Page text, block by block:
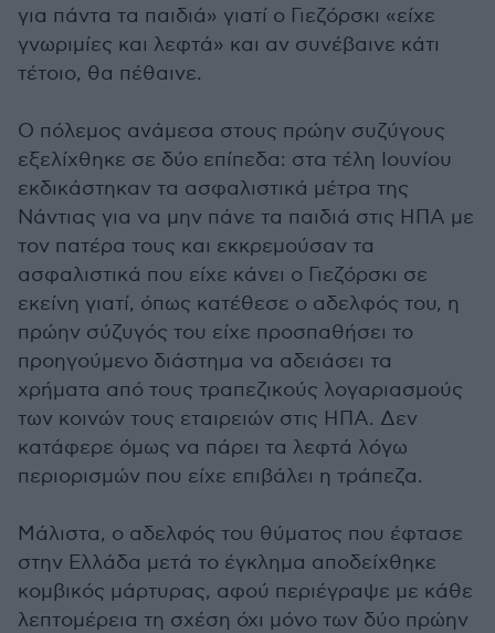
για πάντα τα παιδιά» γιατί ο Γιεζόρσκι «είχε
γνωριμίες και λεφτά» και αν συνέβαινε κάτι
τέτοιο, θα πέθαινε.
Ο πόλεμος ανάμεσα στους πρώην συζύγους
εξελίχθηκε σε δύο επίπεδα: στα τέλη Ιουνίου
εκδικάστηκαν τα ασφαλιστικά μέτρα της
Νάντιας για να μην πάνε τα παιδιά στις ΗΠΑ με
τον πατέρα τους και εκκρεμούσαν τα
ασφαλιστικά που είχε κάνει ο Γιεζόρσκι σε
εκείνη γιατί, όπως κατέθεσε ο αδελφός του, η
πρώην σύζυγός του είχε προσπαθήσει το
προηγούμενο διάστημα να αδειάσει τα
χρήματα από τους τραπεζικούς λογαριασμούς
των κοινών τους εταιρειών στις ΗΠΑ. Δεν
κατάφερε όμως να πάρει τα λεφτά λόγω
περιορισμών που είχε επιβάλει η τράπεζα.
Μάλιστα, ο αδελφός του θύματος που έφτασε
στην Ελλάδα μετά το έγκλημα αποδείχθηκε
κομβικός μάρτυρας, αφού περιέγραψε με κάθε
λεπτομέρεια τη σχέση όχι μόνο των δύο πρώην